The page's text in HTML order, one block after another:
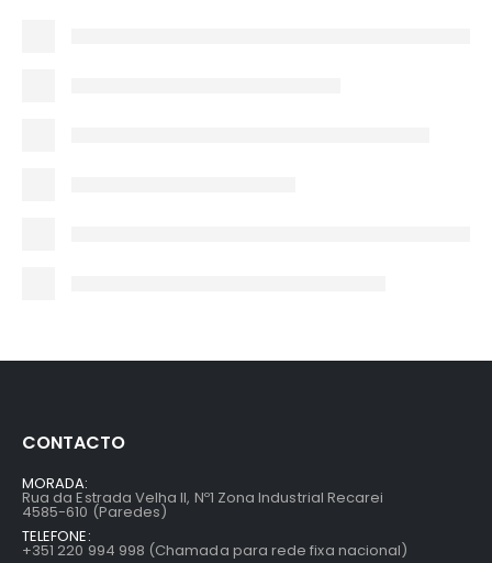
CONTACTO
MORADA:
Rua da Estrada Velha II, Nº1 Zona Industrial Recarei
4585-610 (Paredes)
TELEFONE:
+351 220 994 998 (Chamada para rede fixa nacional)